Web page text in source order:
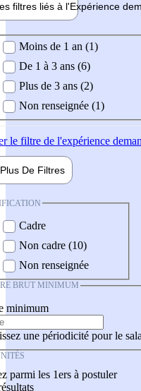
filtres liés à l'Expérience
demandée
Moins de 1 an (1)
De 1 à 3 ans (6)
Plus de 3 ans (2)
Non renseignée (1)
le filtre de l'expérience
Plus De Filtres
Cadre
Non cadre (10)
Non renseignée
BRUT MINIMUM
minimum
une périodicité pour le
parmi les 1ers à postuler